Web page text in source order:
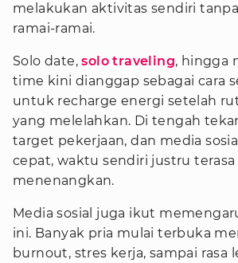
melakukan aktivitas sendiri
ramai-ramai.
Solo date,solo traveling, hingga
time kini dianggap sebagai cara
untuk recharge energi setelah
yang melelahkan. Di tengah
target pekerjaan, dan media
cepat, waktu sendiri justru
menenangkan.
Media sosial juga ikut
ini. Banyak pria mulai terbuka
burnout, stres kerja, sampai rasa